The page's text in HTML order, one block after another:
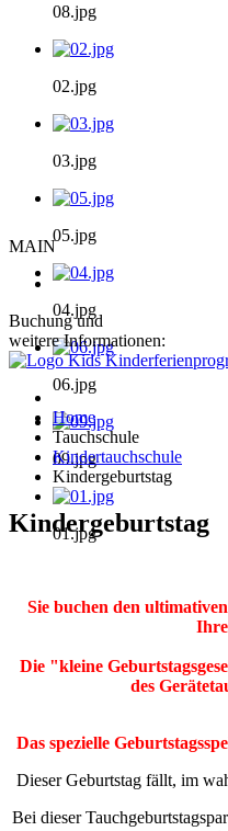
08.jpg
02.jpg
03.jpg
05.jpg
04.jpg
06.jpg
09.jpg
01.jpg
MAIN
Buchung und
weitere Informationen:
Home
Tauchschule
Kindertauchschule
Kindergeburtstag
Kindergeburtstag
Sie buchen den
Die "kleine
des
Das spezielle
Dieser Geburtstag fällt, im
Bei dieser